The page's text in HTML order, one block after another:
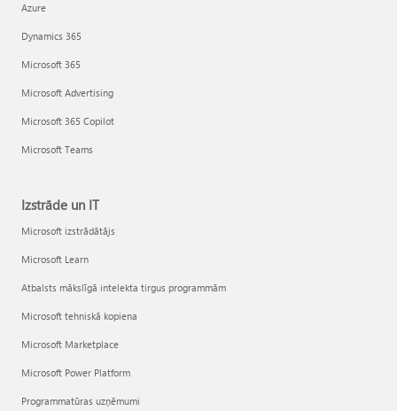
Azure
Dynamics 365
Microsoft 365
Microsoft Advertising
Microsoft 365 Copilot
Microsoft Teams
Izstrāde un IT
Microsoft izstrādātājs
Microsoft Learn
Atbalsts mākslīgā intelekta tirgus programmām
Microsoft tehniskā kopiena
Microsoft Marketplace
Microsoft Power Platform
Programmatūras uzņēmumi